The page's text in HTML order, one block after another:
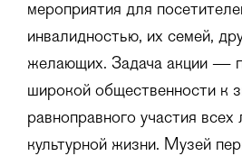
мероприятия для
инвалидностью, их семей,
желающих. Задача акции —
широкой общественности к
равноправного участия всех
культурной жизни. Музей